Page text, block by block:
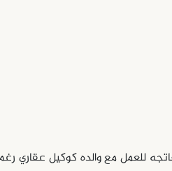
فاتجه للعمل مع والده كوكيل